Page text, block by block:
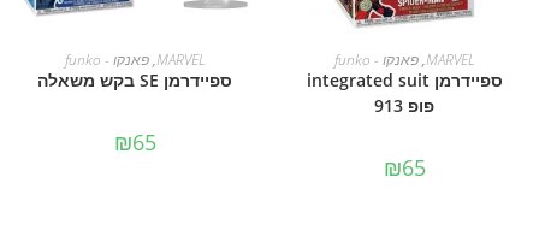
מידע נוסףMARVEL
,פאנקו - funko
ספיידרמן integrated suit
פופ 913
₪65
מידע נוסףMARVEL
,פאנקו - funko
ספיידרמן SE בקש משאלה
₪65